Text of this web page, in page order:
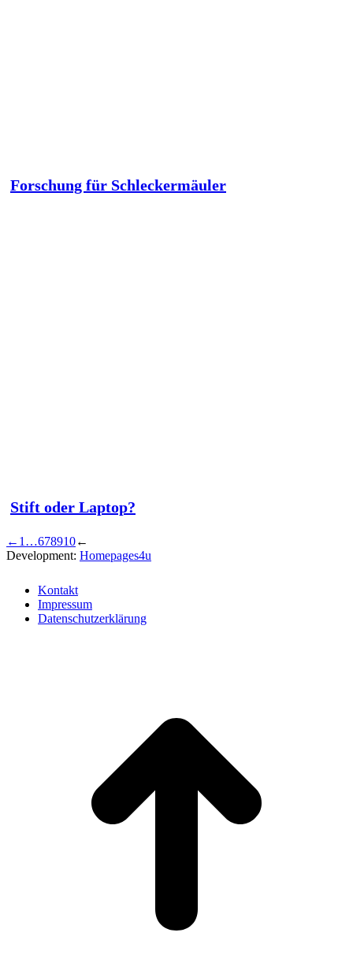
Forschung für Schleckermäuler
Stift oder Laptop?
← 1 …678910←
Development: Homepages4u
Kontakt
Impressum
Datenschutzerklärung